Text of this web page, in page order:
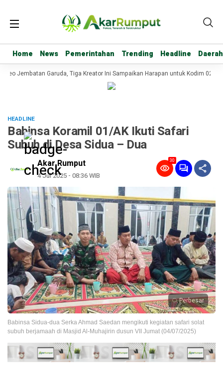
Home News Pemerintahan Trending Headline Daerah
Home News Pemerintahan Trending Headline Daerah
Jembatan Garuda, Tiga Kreator Ini Sampaikan Harapan untuk Kodim 0209/
HEADLINE
Babinsa Koramil 01/AK Ikuti Safari
Subuh di Desa Sidua – Dua
Akar Rumput
4 Jul 2025 - 08:36 WIB
30
Perbesar
Babinsa Sidua-dua Serka Ahmad Saedan mengikuti kegiatan safari solat
subuh berjamaah di Masjid Al-Muhajirin dusun VII Jumat (04/07/2025)